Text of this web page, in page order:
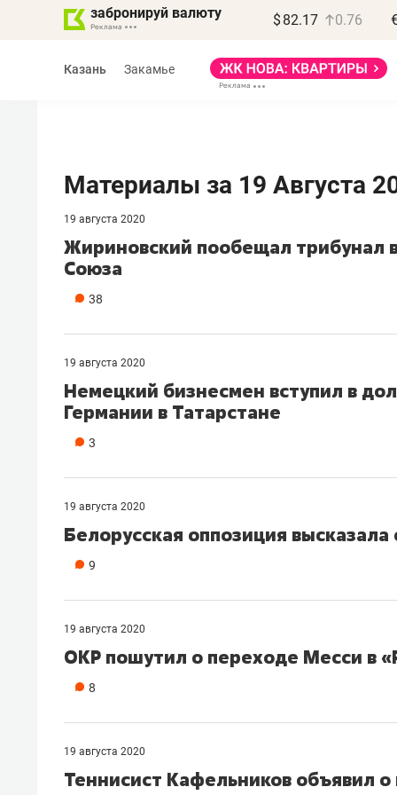
забронируй валюту $ 82.17 0.76
Казань Закамье
Материалы за 19 Августа
19 августа 2020
Жириновский пообещал трибунал
Союза
38
19 августа 2020
Немецкий бизнесмен вступил в
Германии в Татарстане
3
19 августа 2020
Белорусская оппозиция
9
19 августа 2020
ОКР пошутил о переходе Месси в
8
19 августа 2020
Теннисист Кафельников объявил о
МАРТ
потерять минимум
Как бизнесу выйти на зарубежные
рынки, почему надо знать
Рекомендуем
Как ГК «МИР ГРУПП» и ВТБ
создают оазис жилого
комфорта под Казанью